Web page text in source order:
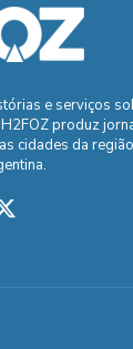
e serviços
produz
cidades da